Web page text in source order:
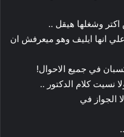
وشغلها هيقل ..
علي انها ايليف وهو ميعرفش ان
في جميع الاحوال!
نسيت كلام الدكتور ..
الجواز في